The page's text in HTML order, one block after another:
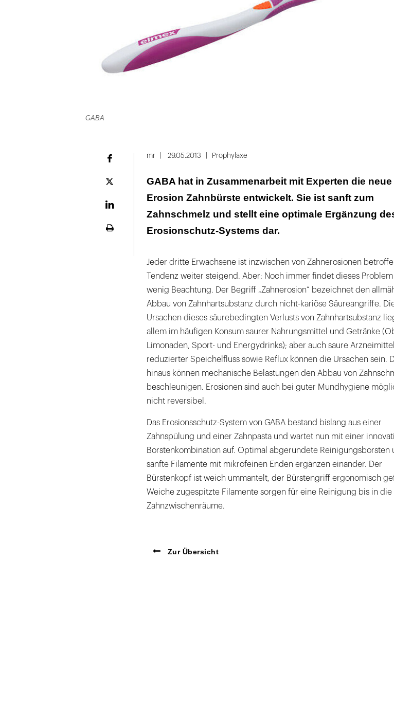
GABA
Plattform
mr 29.05.2013 Prophylaxe
GABA hat in Zusammenarbeit mit Experten die neue
Erosion Zahnbürste entwickelt. Sie ist sanft zum
Zahnschmelz und stellt eine optimale Ergänzung
Erosionschutz-Systems dar.
Jeder dritte Erwachsene ist inzwischen von Zahnerosionen
Tendenz weiter steigend. Aber: Noch immer findet dieses Problem
wenig Beachtung. Der Begriff „Zahnerosion“ bezeichnet den
Abbau von Zahnhartsubstanz durch nicht-kariöse Säureangriffe.
Ursachen dieses säurebedingten Verlusts von Zahnhartsubstanz
allem im häufigen Konsum saurer Nahrungsmittel und Getränke
Limonaden, Sport- und Energydrinks); aber auch saure Arzneimittel,
reduzierter Speichelfluss sowie Reflux können die Ursachen sein.
hinaus können mechanische Belastungen den Abbau von
beschleunigen. Erosionen sind auch bei guter Mundhygiene
nicht reversibel.
Das Erosionsschutz-System von GABA bestand bislang aus einer
Zahnspülung und einer Zahnpasta und wartet nun mit einer
Borstenkombination auf. Optimal abgerundete Reinigungsborsten
sanfte Filamente mit mikrofeinen Enden ergänzen einander. Der
Bürstenkopf ist weich ummantelt, der Bürstengriff ergonomisch
Weiche zugespitzte Filamente sorgen für eine Reinigung bis in die
Zahnzwischenräume.
Zur Übersicht